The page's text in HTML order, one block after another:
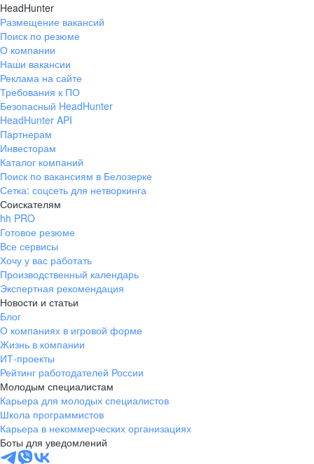
HeadHunter
Размещение вакансий
Поиск по резюме
О компании
Наши вакансии
Реклама на сайте
Требования к ПО
Безопасный HeadHunter
HeadHunter API
Партнерам
Инвесторам
Каталог компаний
Поиск по вакансиям в Белозерке
Сетка: соцсеть для нетворкинга
Соискателям
hh PRO
Готовое резюме
Все сервисы
Хочу у вас работать
Производственный календарь
Экспертная рекомендация
Новости и статьи
Блог
О компаниях в игровой форме
Жизнь в компании
ИТ-проекты
Рейтинг работодателей России
Молодым специалистам
Карьера для молодых специалистов
Школа программистов
Карьера в некоммерческих организациях
Боты для уведомлений